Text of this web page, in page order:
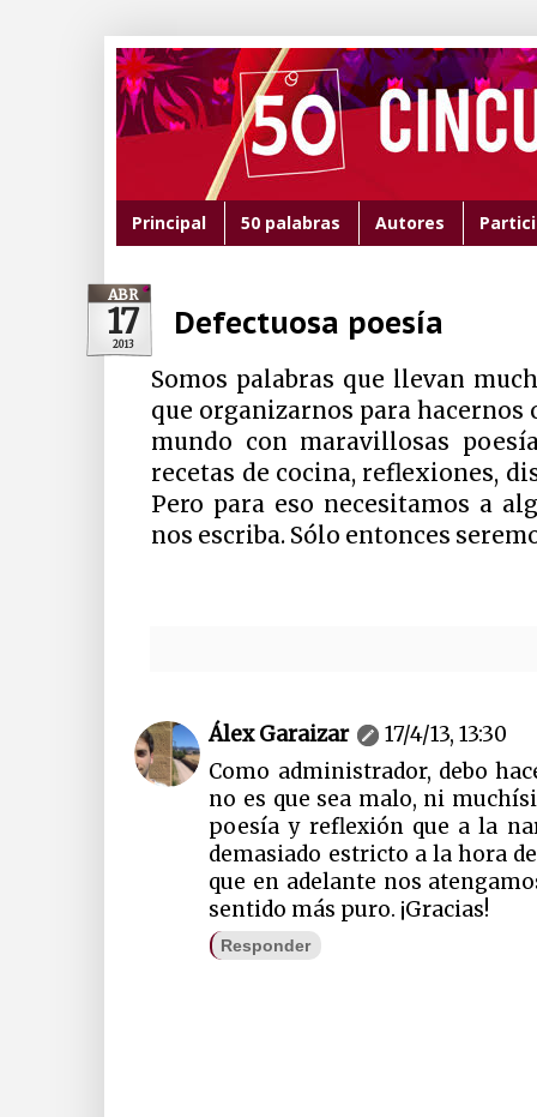
Principal 50 palabras Autores
ABR
17
2013
Defectuosa poesía
Somos palabras que llevan
que organizarnos para
mundo con maravillosas
recetas de cocina, reflexiones,
Pero para eso necesitamos a
nos escriba. Sólo entonces
Álex Garaizar
17/4/13, 13:30
Como administrador, debo
no es que sea malo, ni
poesía y reflexión que a la
demasiado estricto a la hora
que en adelante nos
sentido más puro. ¡Gracias!
Responder